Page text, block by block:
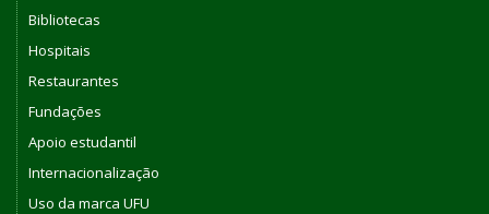
Bibliotecas
Hospitais
Restaurantes
Fundações
Apoio estudantil
Internacionalização
Uso da marca UFU